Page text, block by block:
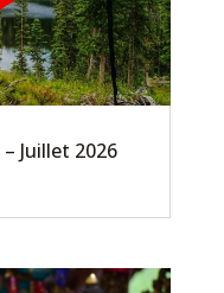
Juillet 2026